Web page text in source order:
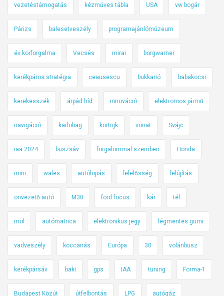
vezetéstámogatás kézműves tábla USA vw bogár
Párizs balesetveszély programajánlómúzeum
év körforgalma Vecsés mirai borgwarner
kerékpáros stratégia ceausescu bukkanó babakocsi
kerekesszék árpád híd innováció elektromos jármű
navigáció karlobag kortrijk vonat Svájc
iaa 2024 buszsáv forgalommal szemben Honda
mini wales autólopás felelősség felújítás
önvezető autó M30 ford focus kár tél
mol autómatrica elektronikus jegy légmentes gumi
vadveszély koccanás Európa 30 volánbusz
kerékpársáv baki gps IAA tuning Forma-1
Budapest Közút útfelbontás LPG autógáz